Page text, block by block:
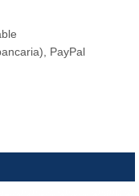
PayPal